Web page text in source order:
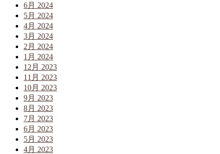
6月 2024
5月 2024
4月 2024
3月 2024
2月 2024
1月 2024
12月 2023
11月 2023
10月 2023
9月 2023
8月 2023
7月 2023
6月 2023
5月 2023
4月 2023